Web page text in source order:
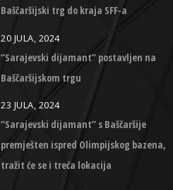
Baščaršijski trg do kraja SFF-a
20 JULA, 2024
“Sarajevski dijamant” postavljen na
Baščaršijskom trgu
23 JULA, 2024
“Sarajevski dijamant” s Baščaršije
premješten ispred Olimpijskog bazena,
tražit će se i treća lokacija